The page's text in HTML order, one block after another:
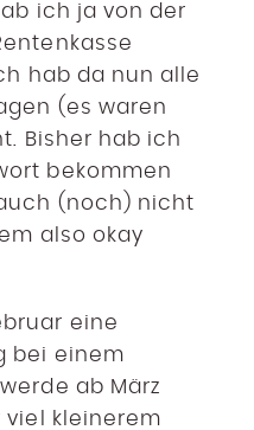
ich ja von der
hab da nun alle
(es waren
Bisher hab ich
bekommen
(noch) nicht
also okay
eine
bei einem
ab März
kleinerem